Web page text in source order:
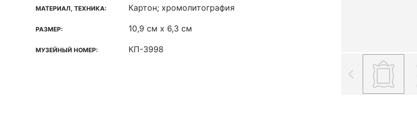
МАТЕРИАЛ, ТЕХНИКА: Картон; хромолитография
РАЗМЕР: 10,9 см х 6,3 см
МУЗЕЙНЫЙ НОМЕР: КП-3998